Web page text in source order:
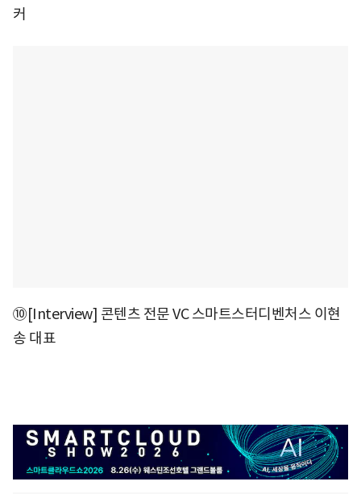
커
⑩[Interview] 콘텐츠 전문 VC 스마트스터디벤처스 이현
송 대표